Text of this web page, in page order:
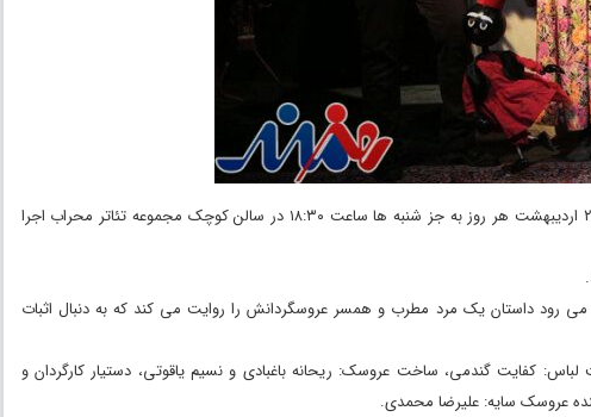
، نمایش «خونمون تماشاخونست» از روز سه شنبه ۲۷ فروردین تا ۲۷ اردیبهشت هر روز به جز شنبه ها ساعت ۱۸:۳۰ در سالن کوچک مجموعه تئاتر محراب اجرا
می رود داستان یک مرد مطرب و همسر عروسگردانش را روایت می کند که به دنبال اثبات
کفایت گندمی، ساخت عروسک: ریحانه باغبادی و نسیم یاقوتی، دستیار کارگردان و
عروسک سایه: علیرضا محمدی.